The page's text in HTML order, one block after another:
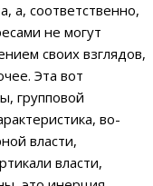
а, соответственно,
не могут
своих взглядов,
Эта вот
групповой
во-
власти,
власти,